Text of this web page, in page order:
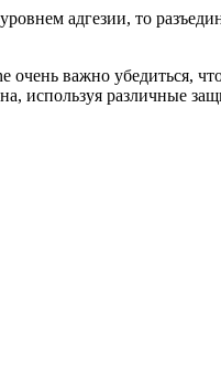
адгезии, то
важно убедиться,
используя различные